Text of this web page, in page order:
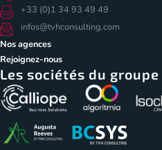
+33 (0)1 34 93 49 49
infos@tvhconsulting.com
Nos agences
Rejoignez-nous
Les sociétés du